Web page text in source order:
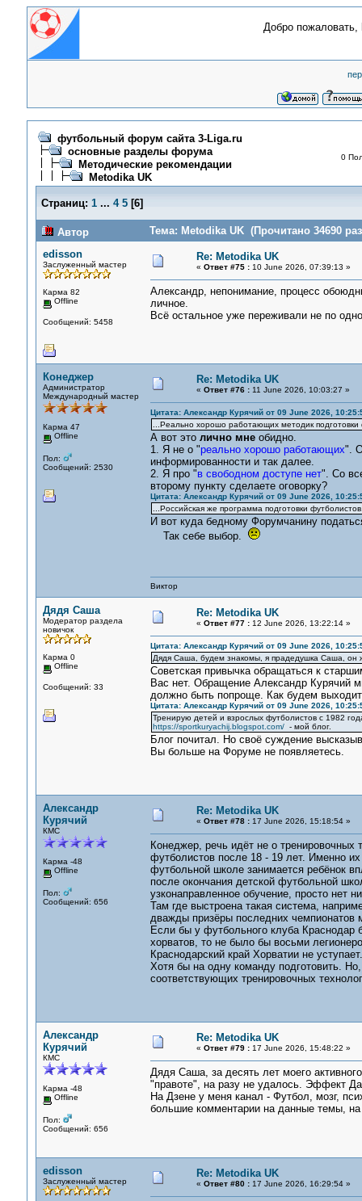
Добро пожаловать,
футбольный форум сайта 3-Liga.ru
основные разделы форума
Методические рекомендации
Metodika UK
0
Страниц: 1 ... 4 5[6]
Автор
Тема: Metodika UK (Прочитано 34690
edisson
Заслуженный мастер
Карма 82
Offline
Сообщений: 5458
Re: Metodika UK
« Ответ #75 :10 June 2026, 07:39:13 »
Александр, непонимание, процесс
личное.
Всё остальное уже переживали не по
Конеджер
Администратор
Международный мастер
Карма 47
Offline
Пол:
Сообщений: 2530
Re: Metodika UK
« Ответ #76 :11 June 2026, 10:03:27 »
Цитата: Александр Курячий от 09 June 2026,
...Реально хорошо работающих методик
А вот это лично мнеобидно.
1. Я не о "реально хорошо работающих".
информированности и так далее.
2. Я про "в свободном доступе нет". Со
второму пункту сделаете оговорку?
Цитата: Александр Курячий от 09 June 2026,
...Российская же программа подготовки
И вот куда бедному Форумчанину
Так себе выбор.
Виктор
Дядя Саша
Модератор раздела
новичок
Карма 0
Offline
Сообщений: 33
Re: Metodika UK
« Ответ #77 :12 June 2026, 13:22:14 »
Цитата: Александр Курячий от 09 June 2026,
Дядя Саша, будем знакомы, я прадедушка Саша, он
Советская привычка обращаться к
Вас нет. Обращение Александр Курячий
должно быть попроще. Как будем
Цитата: Александр Курячий от 09 June 2026,
Тренирую детей и взрослых футболистов с 1982
https://sportkuryachij.blogspot.com/- мой блог.
Блог почитал. Но своё суждение
Вы больше на Форуме не появляетесь.
Александр
Курячий
КМС
Карма -48
Offline
Пол:
Сообщений: 656
Re: Metodika UK
« Ответ #78 :17 June 2026, 15:18:54 »
Конеджер, речь идёт не о тренировочных
футболистов после 18 - 19 лет. Именно
футбольной школе занимается ребёнок
после окончания детской футбольной
узконаправленное обучение, просто нет
Там где выстроена такая система,
дважды призёры последних чемпионатов
Если бы у футбольного клуба Краснодар
хорватов, то не было бы восьми
Краснодарский край Хорватии не
Хотя бы на одну команду подготовить.
соответствующих тренировочных
Александр
Курячий
КМС
Карма -48
Offline
Пол:
Сообщений: 656
Re: Metodika UK
« Ответ #79 :17 June 2026, 15:48:22 »
Дядя Саша, за десять лет моего
"правоте", на разу не удалось. Эффект
На Дзене у меня канал - Футбол, мозг,
большие комментарии на данные темы,
edisson
Заслуженный мастер
Re: Metodika UK
« Ответ #80 :17 June 2026, 16:29:54 »